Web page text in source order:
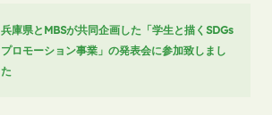
兵庫県とMBSが共同企画した「学生と描くSDGs
プロモーション事業」の発表会に参加致しまし
た